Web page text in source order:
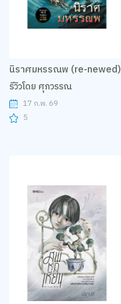
นิราศมหรรณพ (re-newed)
รีวิวโดย ศุภวรรณ
17 ก.พ. 69
5